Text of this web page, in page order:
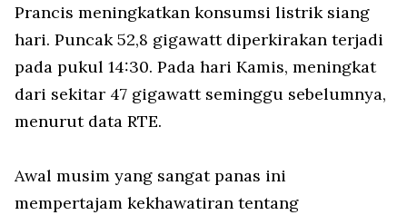
Prancis meningkatkan konsumsi listrik siang
hari. Puncak 52,8 gigawatt diperkirakan terjadi
pada pukul 14:30. Pada hari Kamis, meningkat
dari sekitar 47 gigawatt seminggu sebelumnya,
menurut data RTE.
Awal musim yang sangat panas ini
mempertajam kekhawatiran tentang